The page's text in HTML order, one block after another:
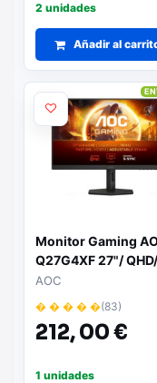
2 unidades
Añadir al
Monitor Gaming
Q27G4XF 27"/ QHD/
0.5ms/ 180Hz/ IPS/
Regulable en altura/
Negro
AOC
� � � � �(83)
212,00 €
1 unidades